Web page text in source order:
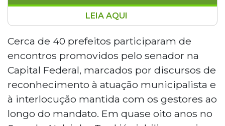
O senador Nelsinho Trad recebeu
manifestações públicas de apoio de cerca de
40 prefeitos de Mato Grosso do Sul durante a
Marcha em Defesa dos Municípios, em Brasília.
Em quase oito anos no Senado, o parlamentar
viabilizou mais de R$ 2 bilhões para os 79
municípios do estado. Gestores de cidades
como Bonito, Vicentina e Aral Moreira
destacaram obras e investimentos
LEIA AQUI
Cerca de 40 prefeitos participaram de
encontros promovidos pelo senador na
Capital Federal, marcados por discursos de
reconhecimento à atuação municipalista e
à interlocução mantida com os gestores ao
longo do mandato. Em quase oito anos no